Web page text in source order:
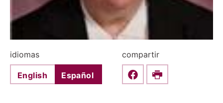
idiomas
English Español
compartir
Share this on Facebook
Print